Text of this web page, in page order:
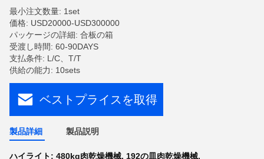
最小注文数量: 1set
価格: USD20000-USD300000
パッケージの詳細: 合板の箱
受渡し時間: 60-90DAYS
支払条件: L/C、T/T
供給の能力: 10sets
ベストプライスを取得
製品詳細 製品説明
ハイライト: 480kg肉乾燥機械, 192の皿肉乾燥機械,